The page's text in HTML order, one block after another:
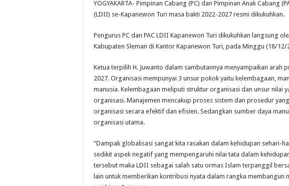
YOGYAKARTA- Pimpinan Cabang (PC) dan Pimpinan Anak Cabang
(LDII) se-Kapanewon Turi masa bakti 2022-2027 resmi dikukuhkan.
Pengurus PC dan PAC LDII Kapanewon Turi dikukuhkan langsung
Kabupaten Sleman di Kantor Kapanewon Turi, pada Minggu (18/12/
Ketua terpilih H. Juwanto dalam sambutannya menyampaikan arah
2027. Organisasi mempunyai 3 unsur pokok yaitu kelembagaan,
manusia. Kelembagaan meliputi struktur organisasi dan unsur nilai
organisasi. Manajemen mencakup proses sistem dan prosedur
organisasi secara efektif dan efisien. Sedangkan sumber daya
organisasi utama.
“Dampak globalisasi sangat kita rasakan dalam kehidupan sehari-
sedikit aspek negatif yang mempengaruhi nilai tata dalam
tersebut maka LDII sebagai salah satu ormas Islam terpanggil
lain untuk memberikan kontribusi nyata dalam rangka membangun